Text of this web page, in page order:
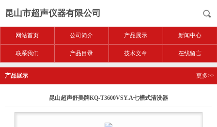
昆山市超声仪器有限公司
网站首页 公司简介 产品展示 新闻中心
联系我们 产品目录 技术文章 在线留言
产品展示 更多>>
昆山超声舒美牌KQ-T3600VSY.A七槽式清洗器